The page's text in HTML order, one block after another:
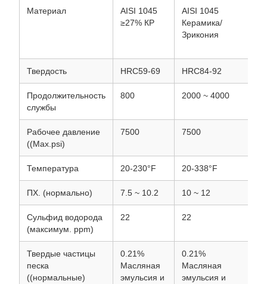
Материал
AISI 1045
≥27% КР
AISI 1045
Керамика/
Зрикония
Твердость HRC59-69 HRC84-92
Продолжительность
службы
800 2000 ~ 4000
Рабочее давление
((Max.psi)
7500 7500
Температура 20-230°F 20-338°F
ПХ. (нормально) 7.5 ~ 10.2 10 ~ 12
Сульфид водорода
(максимум. ppm)
22 22
Твердые частицы
песка
((нормальные)
0.21%
Масляная
эмульсия и
0.21%
Масляная
эмульсия и